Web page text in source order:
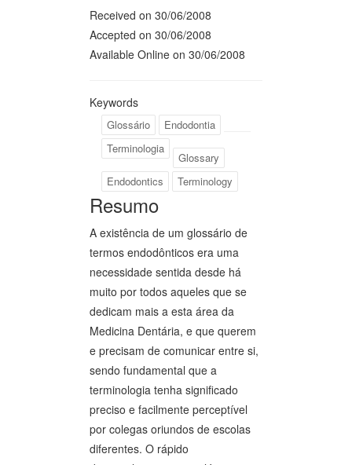
Received on 30/06/2008
Accepted on 30/06/2008
Available Online on 30/06/2008
Keywords
Glossário
Endodontia
Terminologia
Glossary
Endodontics
Terminology
Resumo
A existência de um glossário de
termos endodônticos era uma
necessidade sentida desde há
muito por todos aqueles que se
dedicam mais a esta área da
Medicina Dentária, e que querem
e precisam de comunicar entre si,
sendo fundamental que a
terminologia tenha significado
preciso e facilmente perceptível
por colegas oriundos de escolas
diferentes. O rápido